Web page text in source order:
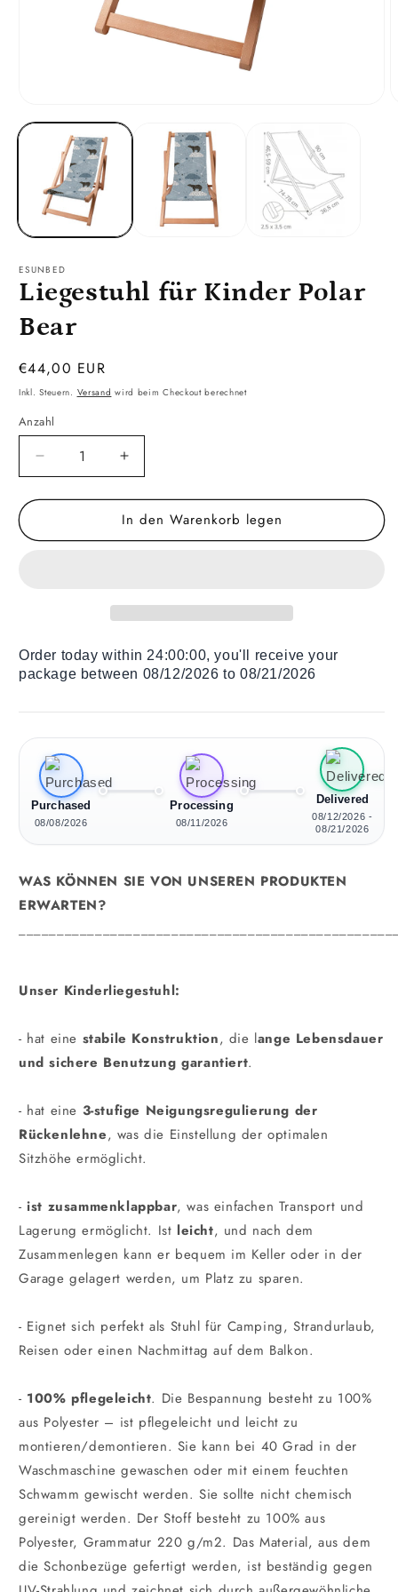
1
in
ESUNBED
Liegestuhl für Kinder Polar
Bear
Normaler
Preis
€44,00 EUR
Inkl. Steuern. Versand wird beim Checkout berechnet
Anzahl
Verringere
die
Menge
Liegestuhl
Erhöhe
die
Menge
für
Liegestuhl
In den Warenkorb legen
Order today within 24:00:00, you'll receive your
package between 08/12/2026 to 08/21/2026
Purchased
08/08/2026
Processing
08/11/2026
Delivered
08/12/2026 -
08/21/2026
WAS KÖNNEN SIE VON UNSEREN PRODUKTEN
ERWARTEN?
Unser Kinderliegestuhl:
- hat eine stabile Konstruktion, die lange Lebensdauer
und sichere Benutzung garantiert.
- hat eine 3-stufige Neigungsregulierung der
Rückenlehne, was die Einstellung der optimalen
Sitzhöhe ermöglicht.
- ist zusammenklappbar, was einfachen Transport und
Lagerung ermöglicht. Ist leicht, und nach dem
Zusammenlegen kann er bequem im Keller oder in der
Garage gelagert werden, um Platz zu sparen.
- Eignet sich perfekt als Stuhl für Camping, Strandurlaub,
Reisen oder einen Nachmittag auf dem Balkon.
- 100% pflegeleicht. Die Bespannung besteht zu 100%
aus Polyester – ist pflegeleicht und leicht zu
montieren/demontieren. Sie kann bei 40 Grad in der
Waschmaschine gewaschen oder mit einem feuchten
Schwamm gewischt werden. Sie sollte nicht chemisch
gereinigt werden. Der Stoff besteht zu 100% aus
Polyester, Grammatur 220 g/m2. Das Material, aus dem
die Schonbezüge gefertigt werden, ist beständig gegen